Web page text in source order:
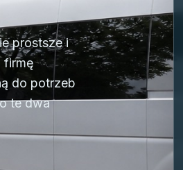
prostsze i
firmę
do potrzeb
te dwa